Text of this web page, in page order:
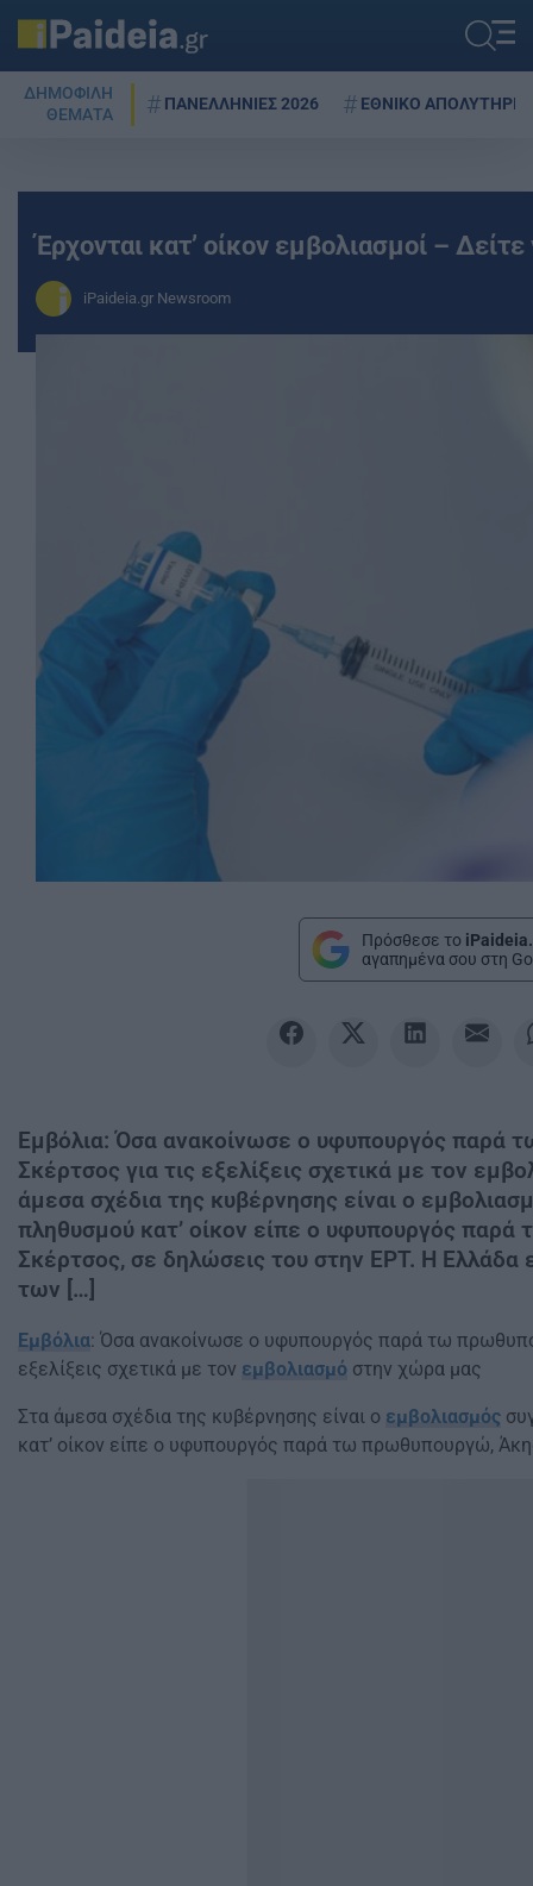
ΔΗΜΟΦΙΛΗ
ΘΕΜΑΤΑ
ΠΑΝΕΛΛΗΝΙΕΣ 2026 ΕΘΝΙΚΟ ΑΠΟΛΥΤΗΡΙΟ
Έρχονται κατ’ οίκον εμβολιασμοί – Δείτε
iPaideia.gr Newsroom
Πρόσθεσε το
αγαπημένα σου στη
Εμβόλια: Όσα ανακοίνωσε ο υφυπουργός παρά
Σκέρτσος για τις εξελίξεις σχετικά με τον
άμεσα σχέδια της κυβέρνησης είναι ο
πληθυσμού κατ’ οίκον είπε ο υφυπουργός
Σκέρτσος, σε δηλώσεις του στην ΕΡΤ. Η Ελλάδα
των […]
Εμβόλια: Όσα ανακοίνωσε ο υφυπουργός παρά τω
εξελίξεις σχετικά με τον εμβολιασμό στην χώρα μας
Στα άμεσα σχέδια της κυβέρνησης είναι ο εμβολιασμός
κατ’ οίκον είπε ο υφυπουργός παρά τω πρωθυπουργώ,